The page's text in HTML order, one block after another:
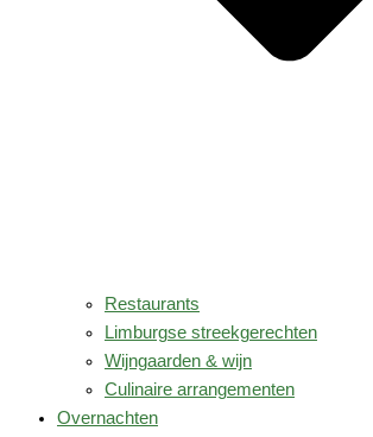
Restaurants
Limburgse streekgerechten
Wijngaarden & wijn
Culinaire arrangementen
Overnachten